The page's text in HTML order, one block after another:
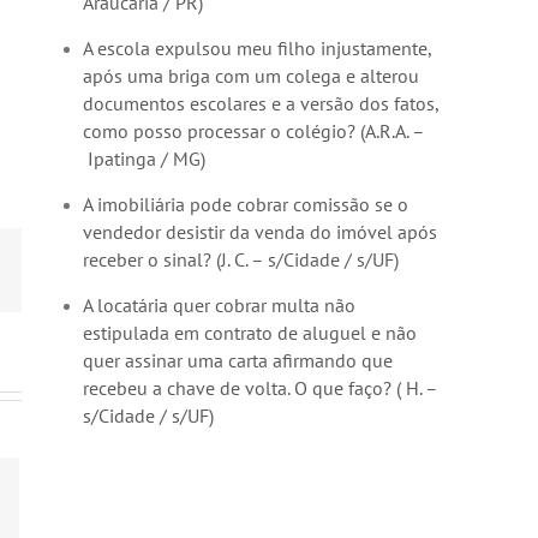
A escola expulsou meu filho injustamente,
após uma briga com um colega e alterou
documentos escolares e a versão dos fatos,
como posso processar o colégio? (A.R.A. –
Ipatinga / MG)
A imobiliária pode cobrar comissão se o
vendedor desistir da venda do imóvel após
receber o sinal? (J. C. – s/Cidade / s/UF)
A locatária quer cobrar multa não
estipulada em contrato de aluguel e não
quer assinar uma carta afirmando que
recebeu a chave de volta. O que faço? ( H. –
s/Cidade / s/UF)